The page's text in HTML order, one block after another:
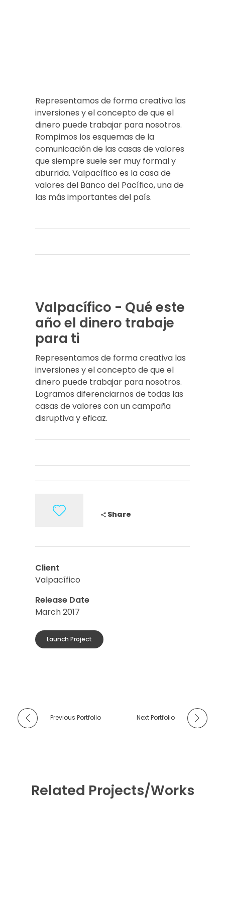
Representamos de forma creativa las
inversiones y el concepto de que el
dinero puede trabajar para nosotros.
Rompimos los esquemas de la
comunicación de las casas de valores
que siempre suele ser muy formal y
aburrida. Valpacífico es la casa de
valores del Banco del Pacífico, una de
las más importantes del país.
Valpacífico - Qué este
año el dinero trabaje
para ti
Representamos de forma creativa las
inversiones y el concepto de que el
dinero puede trabajar para nosotros.
Logramos diferenciarnos de todas las
casas de valores con un campaña
disruptiva y eficaz.
Share
Client
Valpacífico
Release Date
March 2017
Launch Project
Previous Portfolio Next Portfolio
Related Projects/Works